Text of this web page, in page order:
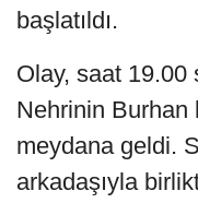
başlatıldı.
Olay, saat 19.00
Nehrinin Burhan
meydana geldi.
arkadaşıyla